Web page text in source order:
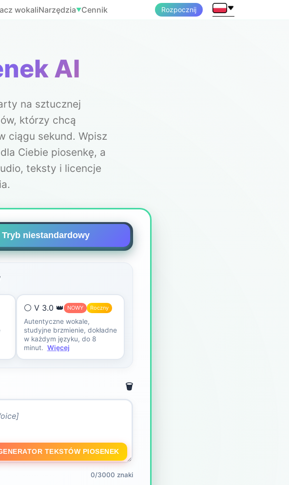
wokaliNarzędzia▼Cennik Rozpocznij
AI
na sztucznej
którzy chcą
ciągu sekund. Wpisz
Ciebie piosenkę, a
teksty i licencje
Tryb niestandardowy
⚪ V 3.0 👑 NOWY Roczny
Autentyczne wokale,
studyjne brzmienie, dokładne
w każdym języku, do 8
minut. Więcej
🗑️
TEKSTÓW PIOSENEK
0/3000 znaki